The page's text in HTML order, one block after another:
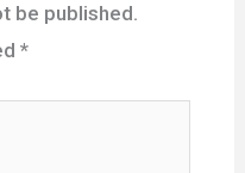
be published.
*